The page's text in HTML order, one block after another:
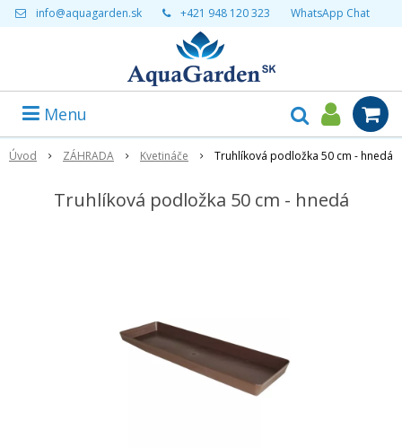
info@aquagarden.sk +421 948 120 323 WhatsApp Chat
Menu
Úvod ZÁHRADA Kvetináče Truhlíková podložka 50 cm - hnedá
Truhlíková podložka 50 cm - hnedá